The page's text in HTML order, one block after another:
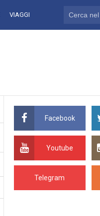
VIAGGI
Facebook
Youtube
Telegram